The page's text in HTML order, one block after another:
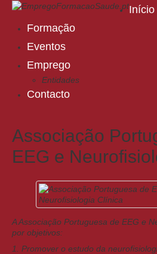
Início
Formação
Eventos
Emprego
Entidades
Contacto
Associação
EEG e
A Associação Portuguesa de EEG e
por objetivos:
1. Promover o estudo da